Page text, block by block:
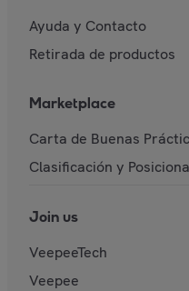
Ayuda y Contacto
Retirada de productos
Marketplace
Carta de Buenas
Clasificación y
Join us
VeepeeTech
Veepee